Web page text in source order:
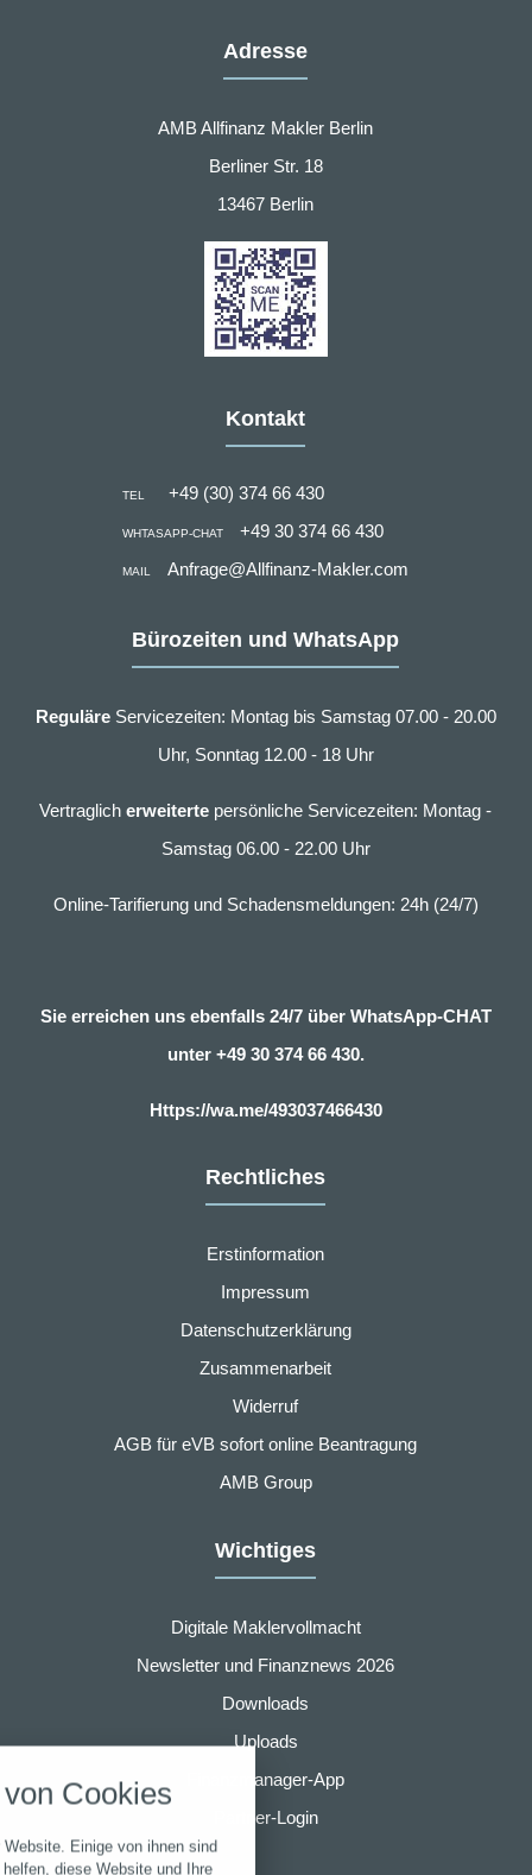
Adresse
AMB Allfinanz Makler Berlin
Berliner Str. 18
13467 Berlin
Kontakt
TEL +49 (30) 374 66 430
WHTASAPP-CHAT +49 30 374 66 430
MAIL Anfrage@Allfinanz-Makler.com
Bürozeiten und WhatsApp
ReguläreServicezeiten: Montag bis Samstag 07.00 - 20.00
Uhr, Sonntag 12.00 - 18 Uhr
Vertraglicherweiterte persönliche Servicezeiten: Montag -
Samstag 06.00 - 22.00 Uhr
Online-Tarifierung und Schadensmeldungen: 24h (24/7)
Sie erreichen uns ebenfalls 24/7 über WhatsApp-CHAT
unter +49 30 374 66 430.
Https://wa.me/493037466430
Rechtliches
Erstinformation
Impressum
Datenschutzerklärung
Zusammenarbeit
Widerruf
AGB für eVB sofort online Beantragung
AMB Group
Wichtiges
Digitale Maklervollmacht
Newsletter und Finanznews 2026
Downloads
Uploads
Finanzmanager-App
Partner-Login
Cookies
Einige von ihnen sind
diese Website und Ihre
folgende Kategorien zu
Notwendig